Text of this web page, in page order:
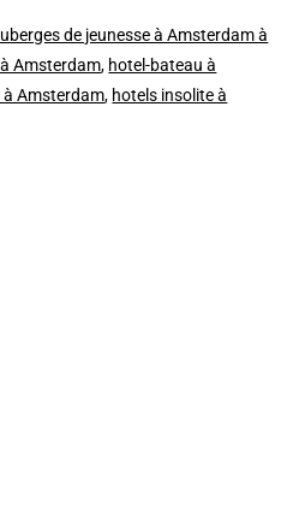
de jeunesse à Amsterdam à
Amsterdam, hotel-bateau à
à Amsterdam, hotels insolite à